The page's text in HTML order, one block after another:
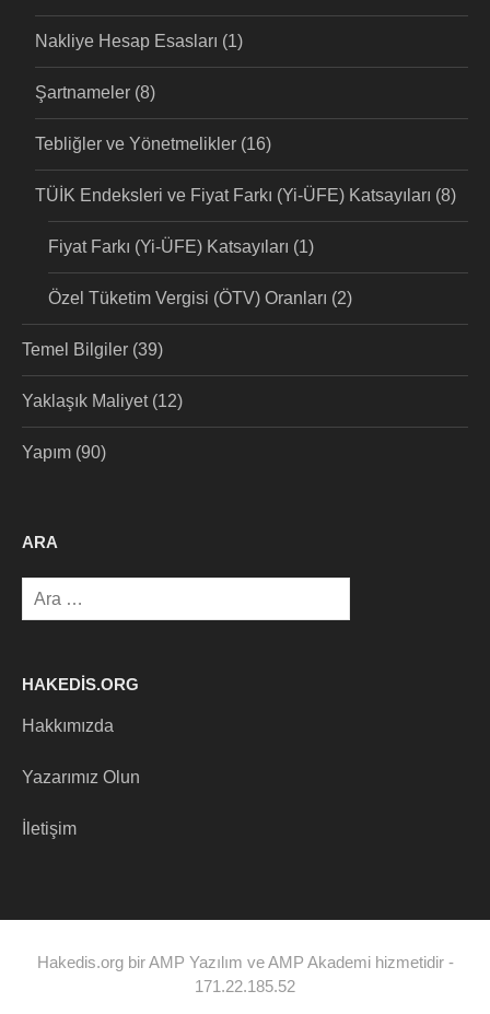
Nakliye Hesap Esasları (1)
Şartnameler (8)
Tebliğler ve Yönetmelikler (16)
TÜİK Endeksleri ve Fiyat Farkı (Yi-ÜFE) Katsayıları (8)
Fiyat Farkı (Yi-ÜFE) Katsayıları (1)
Özel Tüketim Vergisi (ÖTV) Oranları (2)
Temel Bilgiler (39)
Yaklaşık Maliyet(12)
Yapım (90)
ARA
Arama:
HAKEDIS.ORG
Hakkımızda
Yazarımız Olun
İletişim
Hakedis.org bir AMP Yazılım ve AMP Akademi hizmetidir -
171.22.185.52